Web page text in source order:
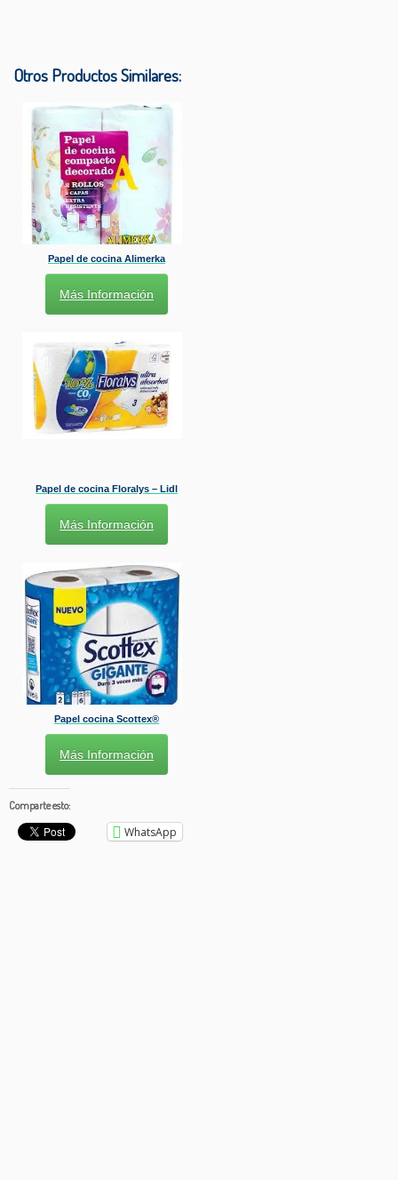
Otros Productos Similares:
Papel de cocina Alimerka
Más Información
Papel de cocina Floralys – Lidl
Más Información
Papel cocina Scottex®
Más Información
Comparte esto:
WhatsApp